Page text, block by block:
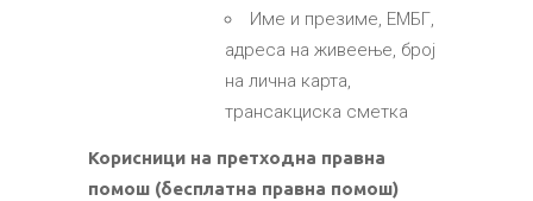
Име и презиме, ЕМБГ,
адреса на живеење, број
на лична карта,
трансакциска сметка
Корисници на претходна правна
помош (бесплатна правна помош)